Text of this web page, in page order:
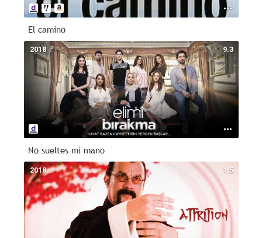
El camino
9.3
2018
No sueltes mi mano
1.5
2018